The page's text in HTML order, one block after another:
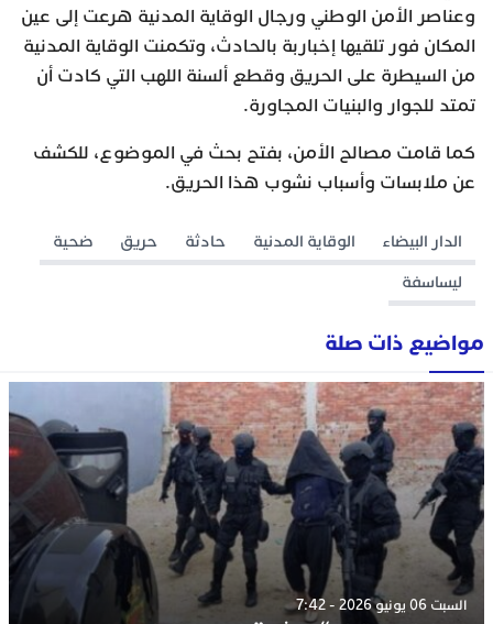
وعناصر الأمن الوطني ورجال الوقاية المدنية هرعت إلى عين
المكان فور تلقيها إخباربة بالحادث، وتكمنت الوقاية المدنية
من السيطرة على الحريق وقطع ألسنة اللهب التي كادت أن
تمتد للجوار والبنيات المجاورة.
كما قامت مصالح الأمن، بفتح بحث في الموضوع، للكشف
عن ملابسات وأسباب نشوب هذا الحريق.
الدار البيضاء الوقاية المدنية حادثة حريق
ضحية
ليساسفة
مواضيع ذات صلة
السبت 06 يونيو 2026 - 7:42